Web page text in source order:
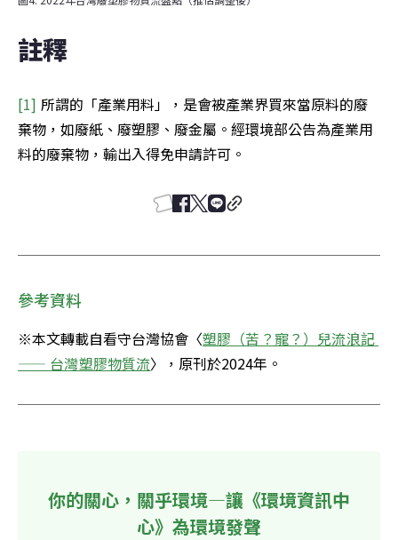
註釋
[1] 所謂的「產業用料」，是會被產業界買來當原料的廢
棄物，如廢紙、廢塑膠、廢金屬。經環境部公告為產業用
料的廢棄物，輸出入得免申請許可。
參考資料
※本文轉載自看守台灣協會〈塑膠（苦？寵？）兒流浪記
—— 台灣塑膠物質流〉，原刊於2024年。
你的關心，關乎環境—讓《環境資訊中
心》為環境發聲